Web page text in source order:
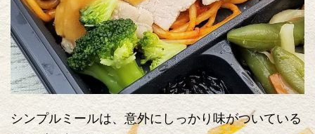
シンプルミールは、意外にしっかり味がついている